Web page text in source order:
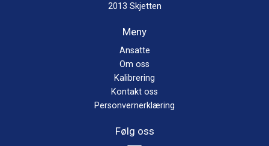
2013 Skjetten
Meny
Ansatte
Om oss
Kalibrering
Kontakt oss
Personvernerklæring
Følg oss